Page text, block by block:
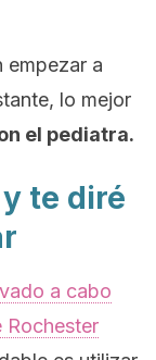
empezar a
lo mejor
el pediatra.
te diré
a cabo
Rochester